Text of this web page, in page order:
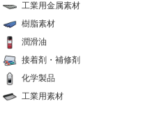
工業用金属素材
樹脂素材
潤滑油
接着剤・補修剤
化学製品
工業用素材